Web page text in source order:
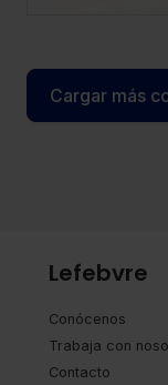
Cargar más
Lefebvre
Conócenos
Trabaja con
Contacto